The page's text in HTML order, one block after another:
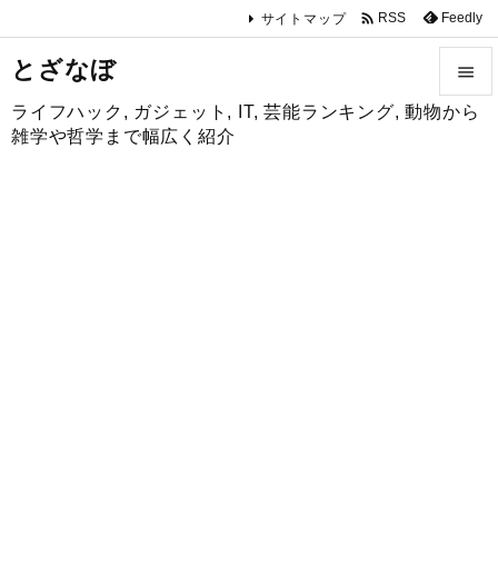
とざなぼ
ライフハック, ガジェット, IT, 芸能ランキング, 動物から
雑学や哲学まで幅広く紹介


サイトマップ  RSS Feedly